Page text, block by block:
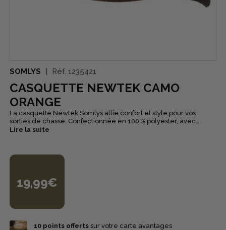
SOMLYS Réf. 1235421
CASQUETTE NEWTEK CAMO
ORANGE
La casquette Newtek Somlys allie confort et style pour vos
sorties de chasse. Confectionnée en 100 % polyester, avec
broderie sur le devant et de taille unique réglable à l’arrière,
Lire la suite
19,99€
10points offertssur votre carte avantages